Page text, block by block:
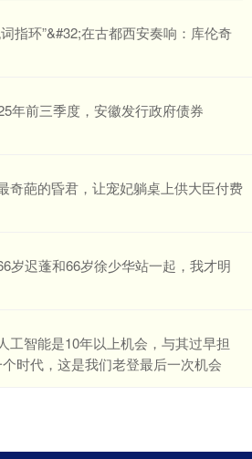
指环”&#32;在古都西安奏响：库伦奇
年前三季度，安徽发行政府债券
奇葩的昏君，让宠妃躺桌上供大臣付费
岁迟蓬和66岁徐少华站一起，我才明
工智能是10年以上机会，与其过早担
时代，这是我们老登最后一次机会